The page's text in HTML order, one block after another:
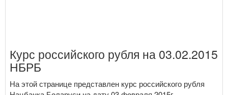
Курс российского рубля на 03.02.2015
НБРБ
На этой странице представлен курс российского рубля